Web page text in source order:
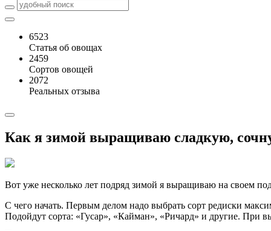
6523
Статья об овощах
2459
Сортов овощей
2072
Реальных отзыва
Как я зимой выращиваю сладкую,
Вот уже несколько лет подряд зимой я выращиваю на своем
С чего начать. Первым делом надо выбрать сорт редиски
Подойдут сорта: «Гусар», «Кайман», «Ричард» и другие. При